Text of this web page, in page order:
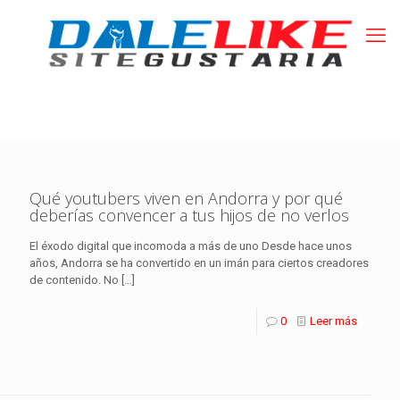
Qué youtubers viven en Andorra y por qué
deberías convencer a tus hijos de no verlos
El éxodo digital que incomoda a más de uno Desde hace unos
años, Andorra se ha convertido en un imán para ciertos creadores
de contenido. No
0 Leer más